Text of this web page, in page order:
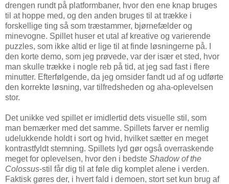
drengen rundt på platformbaner, hvor den ene knap bruges
til at hoppe med, og den anden bruges til at trække i
forskellige ting så som træstammer, bjørnefælder og
minevogne. Spillet huser et utal af kreative og varierende
puzzles, som ikke altid er lige til at finde løsningerne på. I
den korte demo, som jeg prøvede, var der især et sted, hvor
man skulle trække i nogle reb på tid, at jeg sad fast i flere
minutter. Efterfølgende, da jeg omsider fandt ud af og udførte
den korrekte løsning, var tilfredsheden og aha-oplevelsen
stor.
Det unikke ved spillet er imidlertid dets visuelle stil, som
man bemærker med det samme. Spillets farver er nemlig
udelukkende holdt i sort og hvid, hvilket sætter en meget
kontrastfyldt stemning. Spillets lyd gør også overraskende
meget for oplevelsen, hvor den i bedste Shadow of the
Colossus-stil får dig til at føle dig komplet alene i verden.
Faktisk gøres der, i hvert fald i demoen, stort set kun brug af